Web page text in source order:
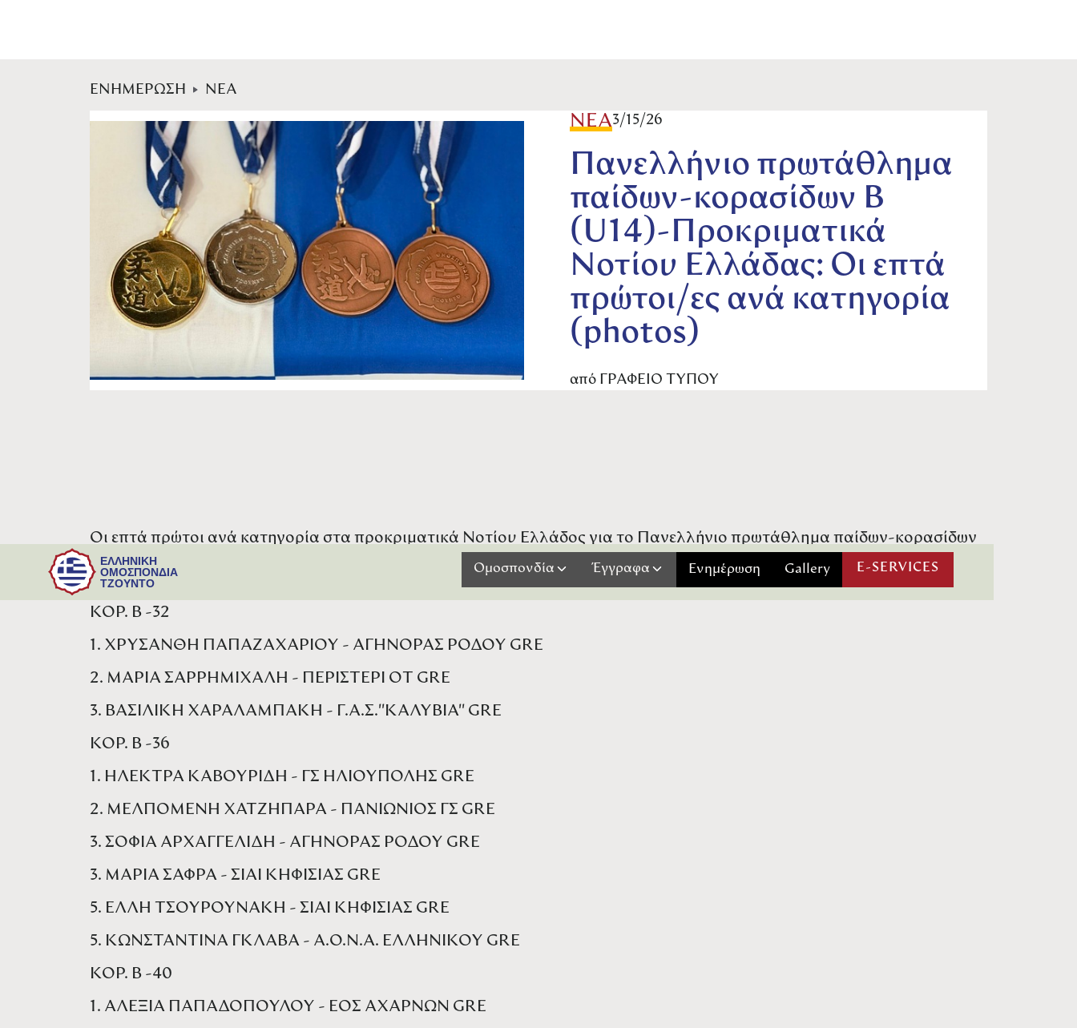
ΕΝΗΜΕΡΩΣΗ ΝΕΑ
ΝΕΑ3/15/26
Πανελλήνιο πρωτάθλημα
παίδων-κορασίδων B
(U14)-Προκριματικά
Νοτίου Ελλάδας: Οι επτά
πρώτοι/ες ανά κατηγορία
(photos)
από ΓΡΑΦΕΙΟ ΤΥΠΟΥ
ΕΛΛΗΝΙΚΗ
ΟΜΟΣΠΟΝΔΙΑ
ΤΖΟΥΝΤΟ
Ομοσπονδία Έγγραφα Ενημέρωση Gallery E-SERVICES
Οι επτά πρώτοι ανά κατηγορία στα προκριματικά Νοτίου Ελλάδος για το Πανελλήνιο πρωτάθλημα παίδων-κορασίδων
Β' (U14), που πραγματοποιήθηκαν με μεγάλη επιτυχία στο Λαύριο, με τη συμμετοχή συνολικά 183 αθλητών και
αθλητριών. Συνοπτικά:
ΚΟΡ. Β -32
1. ΧΡΥΣΑΝΘΗ ΠΑΠΑΖΑΧΑΡΙΟΥ - ΑΓΗΝΟΡΑΣ ΡΟΔΟΥ GRE
2. ΜΑΡΙΑ ΣΑΡΡΗΜΙΧΑΛΗ - ΠΕΡΙΣΤΕΡΙ ΟΤ GRE
3. ΒΑΣΙΛΙΚΗ ΧΑΡΑΛΑΜΠΑΚΗ - Γ.Α.Σ.''ΚΑΛΥΒΙΑ'' GRE
ΚΟΡ. Β -36
1. ΗΛΕΚΤΡΑ ΚΑΒΟΥΡΙΔΗ - ΓΣ ΗΛΙΟΥΠΟΛΗΣ GRE
2. ΜΕΛΠΟΜΕΝΗ ΧΑΤΖΗΠΑΡΑ - ΠΑΝΙΩΝΙΟΣ ΓΣ GRE
3. ΣΟΦΙΑ ΑΡΧΑΓΓΕΛΙΔΗ - ΑΓΗΝΟΡΑΣ ΡΟΔΟΥ GRE
3. ΜΑΡΙΑ ΣΑΦΡΑ - ΣΙΑΙ ΚΗΦΙΣΙΑΣ GRE
5. ΕΛΛΗ ΤΣΟΥΡΟΥΝΑΚΗ - ΣΙΑΙ ΚΗΦΙΣΙΑΣ GRE
5. ΚΩΝΣΤΑΝΤΙΝΑ ΓΚΛΑΒΑ - Α.Ο.Ν.Α. ΕΛΛΗΝΙΚΟΥ GRE
ΚΟΡ. Β -40
1. ΑΛΕΞΙΑ ΠΑΠΑΔΟΠΟΥΛΟΥ - ΕΟΣ ΑΧΑΡΝΩΝ GRE